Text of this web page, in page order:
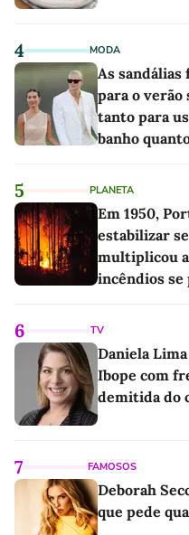
4 MODA
As
para o
tanto para
banho
5 PLANETA
Em 1950,
estabilizar
multiplicou a
incêndios se
6 TV
Daniela
Ibope com
demitida do
7 FAMOSOS
Deborah
que pede